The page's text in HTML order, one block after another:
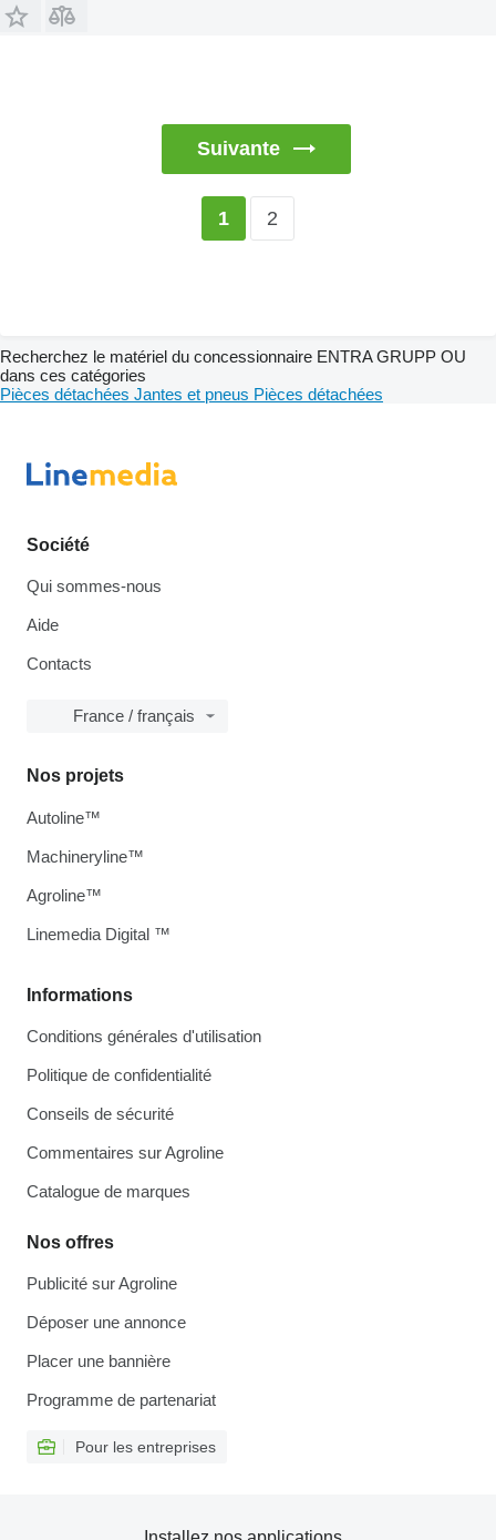
Suivante
1 2
Recherchez le matériel du concessionnaire ENTRA GRUPP OU
dans ces catégories
Pièces détachées Jantes et pneus Pièces détachées
Société
Qui sommes-nous
Aide
Contacts
France / français
Informations
Conditions générales d'utilisation
Politique de confidentialité
Conseils de sécurité
Commentaires sur Agroline
Catalogue de marques
Nos offres
Publicité sur Agroline
Déposer une annonce
Placer une bannière
Programme de partenariat
Pour les entreprises
Nos projets
Autoline™
Machineryline™
Agroline™
Linemedia Digital ™